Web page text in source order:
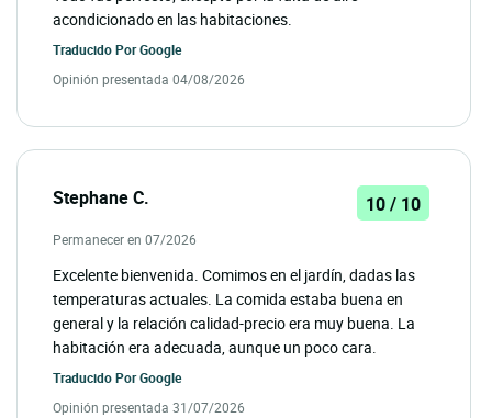
acondicionado en las habitaciones.
Traducido PorGoogle
Opinión presentada 04/08/2026
Stephane C. 10 / 10
Permanecer en 07/2026
Excelente bienvenida. Comimos en el jardín, dadas las
temperaturas actuales. La comida estaba buena en
general y la relación calidad-precio era muy buena. La
habitación era adecuada, aunque un poco cara.
Traducido PorGoogle
Opinión presentada 31/07/2026